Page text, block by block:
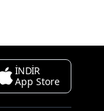
İNDİR
App Store